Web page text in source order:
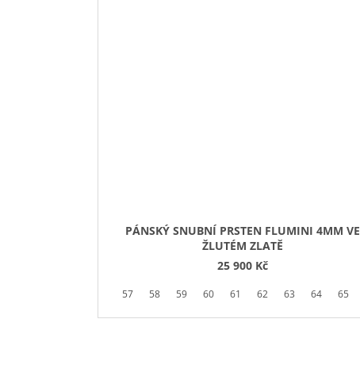
PÁNSKÝ SNUBNÍ PRSTEN FLUMINI 4MM VE
ŽLUTÉM ZLATĚ
25 900 Kč
57 58 59 60 61 62 63 64 65